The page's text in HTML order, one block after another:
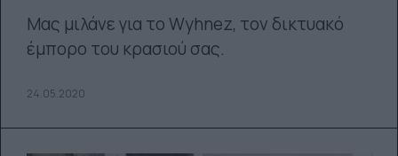
Μας μιλάνε για το Wyhnez, τον δικτυακό
έμπορο του κρασιού σας.
24.05.2020